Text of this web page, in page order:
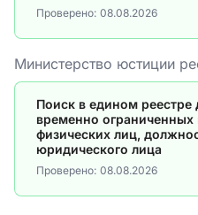
Проверено: 08.08.2026
Министерство юстиции
Поиск в едином реестре
временно
физических лиц,
юридического лица
Проверено: 08.08.2026